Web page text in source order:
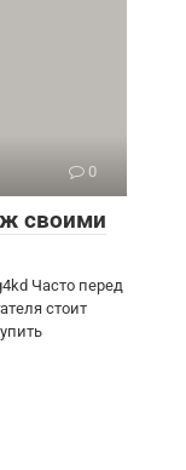
0
своими
Часто перед
стоит